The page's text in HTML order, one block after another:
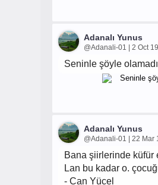
Adanalı Yunus
@Adanali-01 | 2 Oct
Seninle şöyle
Adanalı Yunus
@Adanali-01 | 22 Mar
Bana şiirlerinde küfür
Lan bu kadar o.
- Can Yücel